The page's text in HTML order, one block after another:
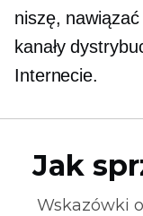
niszę,
kanały
Internecie.
Jak
Wskazówki